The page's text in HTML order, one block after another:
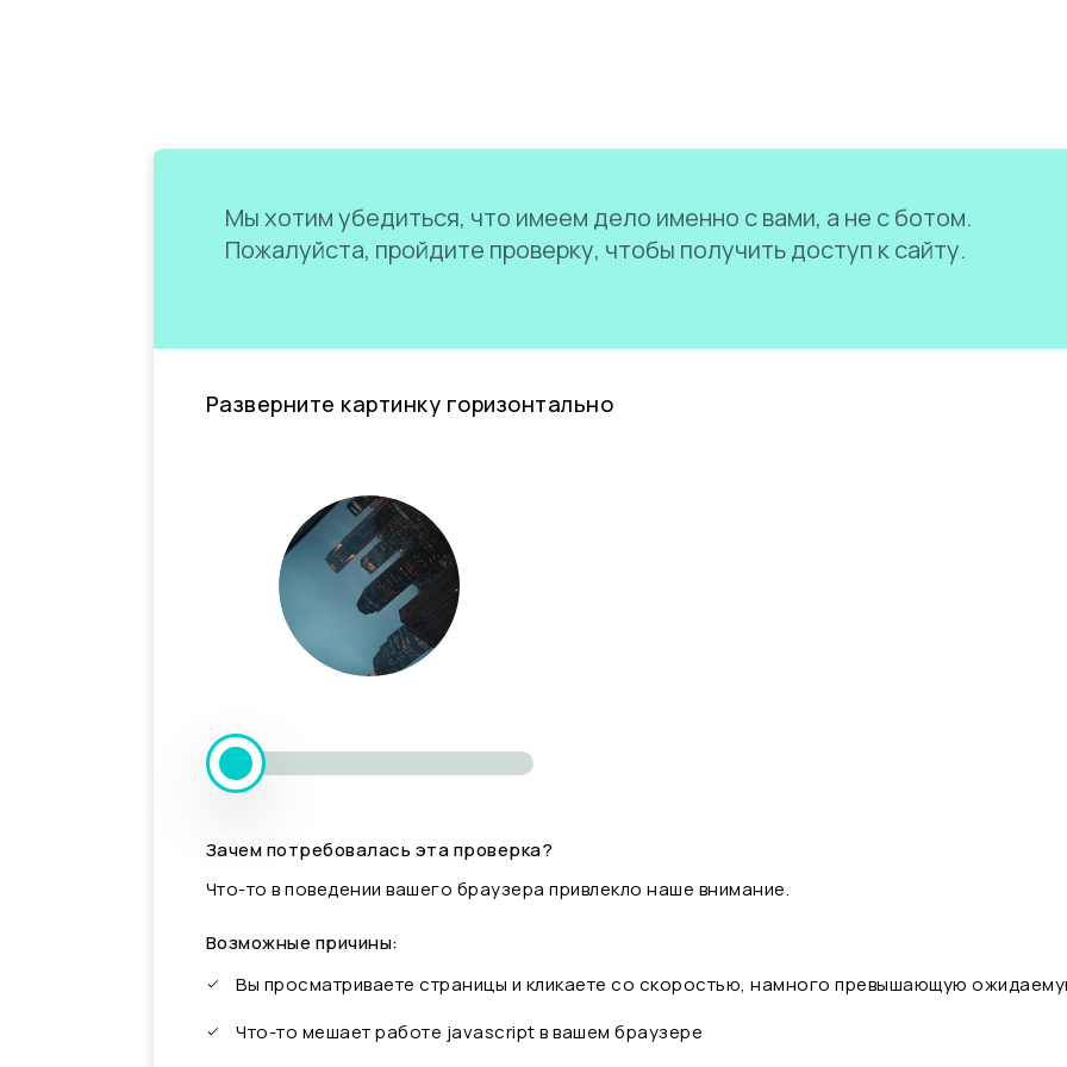
Мы хотим убедиться, что имеем дело именно с вами, а не с ботом.
Пожалуйста, пройдите проверку, чтобы получить доступ к сайту.
Разверните картинку горизонтально
Зачем потребовалась эта проверка?
Что-то в поведении вашего браузера привлекло наше внимание.
Возможные причины:
Вы просматриваете страницы и кликаете со скоростью, намного превышающую
Что-то мешает работе javascript в вашем браузере